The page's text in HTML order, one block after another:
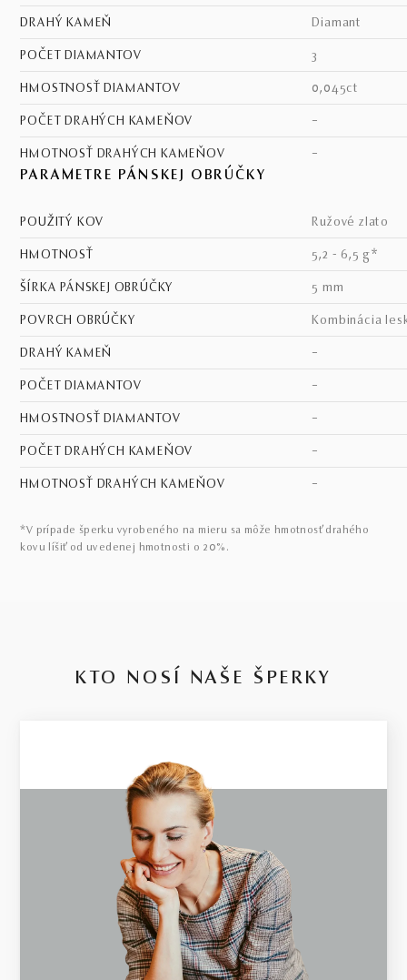
DRAHÝ KAMEŇ diamant
POČET DIAMANTOV 3
HMOSTNOSŤ DIAMANTOV 0,045ct
POČET DRAHÝCH KAMEŇOV –
HMOTNOSŤ DRAHÝCH KAMEŇOV –
PARAMETRE PÁNSKEJ OBRÚČKY
POUŽITÝ KOV ružové zlato
HMOTNOSŤ 5,2 - 6,5 g*
ŠÍRKA PÁNSKEJ OBRÚČKY 5 mm
POVRCH OBRÚČKY kombinácia
DRAHÝ KAMEŇ –
POČET DIAMANTOV –
HMOSTNOSŤ DIAMANTOV –
POČET DRAHÝCH KAMEŇOV –
HMOTNOSŤ DRAHÝCH KAMEŇOV –
*V prípade šperku vyrobeného na mieru sa môže hmotnosť drahého
kovu líšiť od uvedenej hmotnosti o 20%.
KTO NOSÍ NAŠE ŠPERKY